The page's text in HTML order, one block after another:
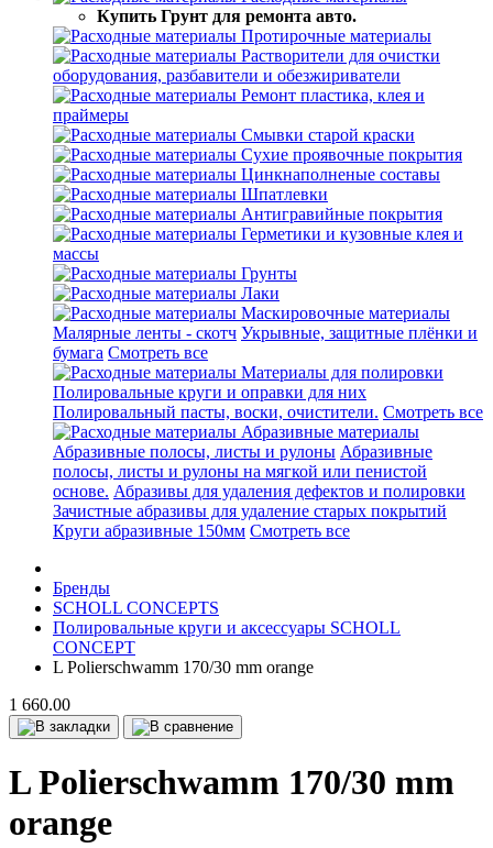
Купить Грунт для ремонта авто.
Протирочные материалы
Растворители для очистки
оборудования, разбавители и обезжириватели
Ремонт пластика, клея и
праймеры
Смывки старой краски
Сухие проявочные покрытия
Цинкнаполненые составы
Шпатлевки
Антигравийные покрытия
Герметики и кузовные клея и
массы
Грунты
Лаки
Маскировочные материалы
Малярные ленты - скотч Укрывные, защитные плёнки и
бумага Смотреть все
Материалы для полировки
Полировальные круги и оправки для них
Полировальный пасты, воски, очистители. Смотреть все
Абразивные материалы
Абразивные полосы, листы и рулоны Абразивные
полосы, листы и рулоны на мягкой или пенистой
основе. Абразивы для удаления дефектов и полировки
Зачистные абразивы для удаление старых покрытий
Круги абразивные 150мм Смотреть все
Бренды
SCHOLL CONCEPTS
Полировальные круги и аксессуары SCHOLL
CONCEPT
L Polierschwamm 170/30 mm orange
1 660.00
L Polierschwamm 170/30 mm
orange